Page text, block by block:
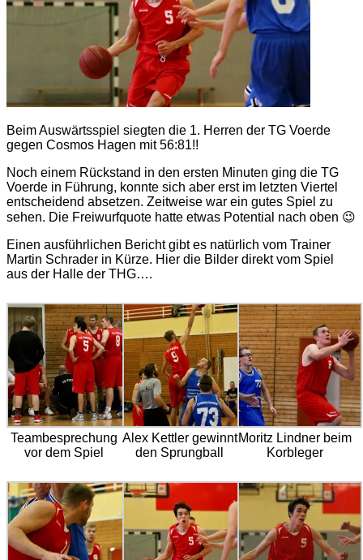
Beim Auswärtsspiel siegten die 1. Herren der TG Voerde
gegen Cosmos Hagen mit 56:81!!
Noch einem Rückstand in den ersten Minuten ging die TG
Voerde in Führung, konnte sich aber erst im letzten Viertel
entscheidend absetzen. Zeitweise war ein gutes Spiel zu
sehen. Die Freiwurfquote hatte etwas Potential nach oben 😉
Einen ausführlichen Bericht gibt es natürlich vom Trainer
Martin Schrader in Kürze. Hier die Bilder direkt vom Spiel
aus der Halle der THG….
Teambesprechung
vor dem Spiel
Alex Kettler gewinnt
den Sprungball
Moritz Lindner beim
Korbleger